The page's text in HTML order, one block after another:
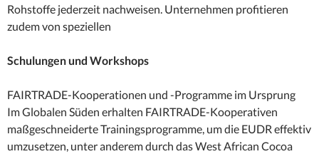
Rohstoffe jederzeit nachweisen. Unternehmen profitieren
zudem von speziellen
Schulungen und Workshops
FAIRTRADE-Kooperationen und -Programme im Ursprung
Im Globalen Süden erhalten FAIRTRADE-Kooperativen
maßgeschneiderte Trainingsprogramme, um die EUDR effektiv
umzusetzen, unter anderem durch das West African Cocoa